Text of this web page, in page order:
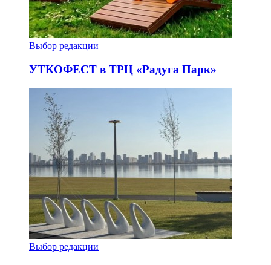
Выбор редакции
УТКОФЕСТ в ТРЦ «Радуга Парк»
Выбор редакции